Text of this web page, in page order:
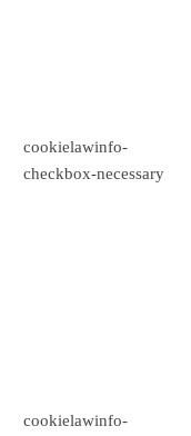
cookielawinfo-
checkbox-necessary
cookielawinfo-